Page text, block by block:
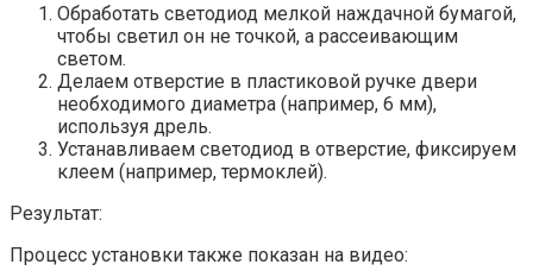
Обработать светодиод мелкой наждачной бумагой,
чтобы светил он не точкой, а рассеивающим
светом.
Делаем отверстие в пластиковой ручке двери
необходимого диаметра (например, 6 мм),
используя дрель.
Устанавливаем светодиод в отверстие, фиксируем
клеем (например, термоклей).
Результат:
Процесс установки также показан на видео: